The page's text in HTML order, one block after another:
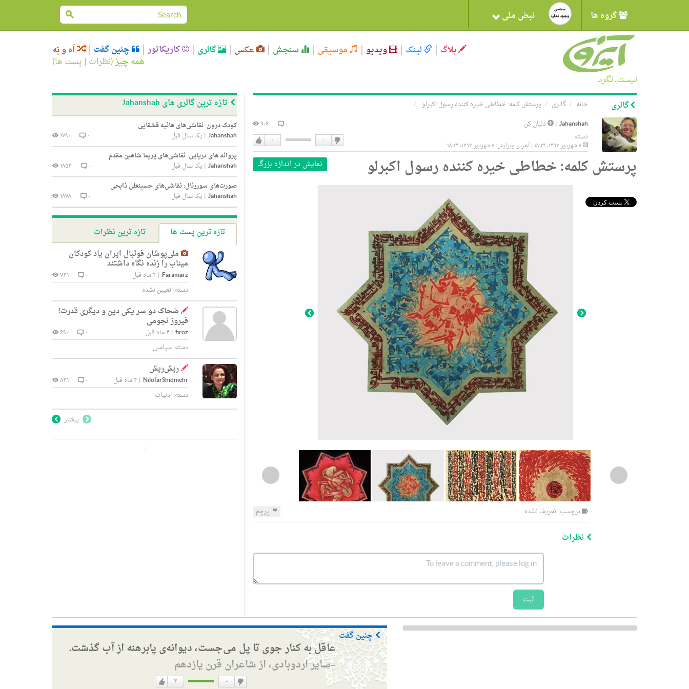
گروه ها نبض ملی
نیست، نگرد
بلاگ لینک ویدیو موسیقی سنجش عکس گالری کاریکاتور چنین گفت اَه و بَه
همه چیز(نظرات | پست ها)
خانه گالری پرستش کلمه: خطاطی خیره کننده رسول اکبرلو گالری
Jahanshah
|
دنبال کن
دسته:
۰ ۹۰۶
دوست
دارم
۰ ۰
دوست
پرستش کلمه: خطاطی خیره کننده رسول اکبرلو نمایش در اندازه بزرگ
‹
›
برچسب: تعریف نشده پرچم
نظرات
ثبت
تازه ترین گالری های Jahanshah
کودک درون: نقاشی‌های هانیه قشقایی
Jahanshah
| یک سال قبل ۰
۱۷۹۰
پروانه های دریایی: نقاشی‌های پریما شاهین مقدم
Jahanshah
| یک سال قبل ۰
۱۸۵۳
صورت‌های سوررئال: نقاشی‌های حسینعلی ذابحی
Jahanshah
| یک سال قبل ۰ ۱۸۷۸
تازه ترین پست ها
تازه ترین نظرات
ملی‌پوشان فوتبال ایران یاد کودکان
میناب را زنده نگاه داشتند
Faramarz
| ۴ ماه قبل ۰
۷۳۱
دسته: تعیین نشده
ضحاک دو سر یکی دین و دیگری قدرت!
فیروز نجومی
firoz
| ۴ ماه قبل ۰
۶۹۰
دسته:سیاسی
ریش‌ریش
NilofarShidmehr
| ۴ ماه قبل ۰
۸۳۱
دسته:ادبیات
بیشتر
چنین گفت
عاقل به کنار جوی تا پل می‌جست، دیوانه‌ی پابرهنه از آب گذشت.
—سایر اردوبادی، از شاعران قرن یازدهم
۳ ۰